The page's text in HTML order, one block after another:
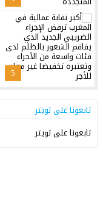
5
تابعونا على تويتر
تابعونا على تويتر